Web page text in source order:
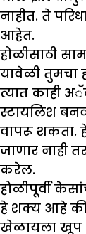
नाहीत. ते
आहेत.
होळीसाठी
यावेळी तुमचा
त्यात काही
स्टायलिश
वापरू शकता.
जाणार नाही
करेल.
होळीपूर्वी
हे शक्य आहे की
खेळायला खूप